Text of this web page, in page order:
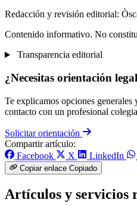
Redacción y revisión editorial:
Contenido informativo. No
Transparencia editorial
¿Necesitas orientación
Te explicamos opciones generales
contacto con un profesional
Solicitar orientación
Compartir artículo:
Facebook
X LinkedIn
Copiar enlace Copiado
Artículos y servicios